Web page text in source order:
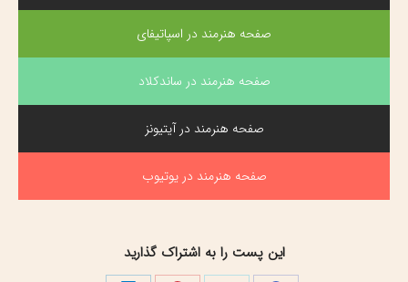
صفحه هنرمند در اسپاتیفای
صفحه هنرمند در ساندکلاد
صفحه هنرمند در آیتیونز
صفحه هنرمند در یوتیوب
این پست را به اشتراک گذارید